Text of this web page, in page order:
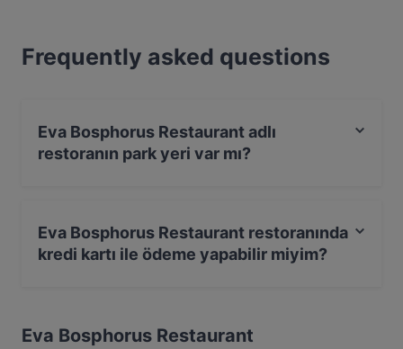
arayışında ol, Eva Bosphorus Restaurant yemeklerini
keşfet ve İstanbul şehrindeki özgün Dünya Mutfağı
Frequently asked questions
Eva Bosphorus Restaurant adlı
restoranın park yeri var mı?
Eva Bosphorus Restaurant restoranında
kredi kartı ile ödeme yapabilir miyim?
Eva Bosphorus Restaurant